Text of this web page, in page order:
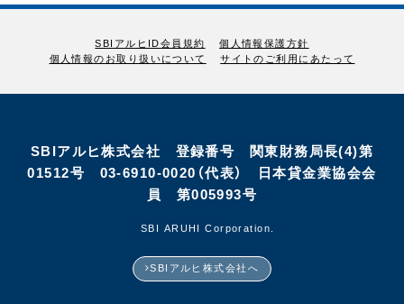
SBIアルヒID会員規約
個人情報保護方針
個人情報のお取り扱いについて
サイトのご利用にあたって
SBIアルヒ株式会社 登録番号 関東財務局長(4)第
01512号 03-6910-0020（代表） 日本貸金業協会会
員 第005993号
©SBI ARUHI Corporation.
SBIアルヒ株式会社へ